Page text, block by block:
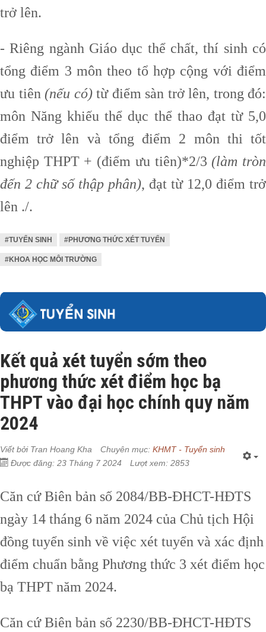
trở lên.
- Riêng ngành Giáo dục thể chất, thí sinh có
tổng điểm 3 môn theo tổ hợp cộng với điểm
ưu tiên (nếu có)từ điểm sàn trở lên, trong đó:
môn Năng khiếu thể dục thể thao đạt từ 5,0
điểm trở lên và tổng điểm 2 môn thi tốt
nghiệp THPT + (điểm ưu tiên)*2/3(làm tròn
đến 2 chữ số thập phân), đạt từ 12,0 điểm trở
lên ./.
#TUYỂN SINH #PHƯƠNG THỨC XÉT TUYỂN
#KHOA HỌC MÔI TRƯỜNG
Kết quả xét tuyển sớm theo
phương thức xét điểm học bạ
THPT vào đại học chính quy năm
2024
Viết bởi Tran Hoang Kha Chuyên mục: KHMT - Tuyển sinh
Được đăng: 23 Tháng 7 2024
Lượt xem: 2853
Căn cứ Biên bản số 2084/BB-ĐHCT-HĐTS
ngày 14 tháng 6 năm 2024 của Chủ tịch Hội
đồng tuyển sinh về việc xét tuyển và xác định
điểm chuẩn bằng Phương thức 3 xét điểm học
bạ THPT năm 2024.
Căn cứ Biên bản số 2230/BB-ĐHCT-HĐTS